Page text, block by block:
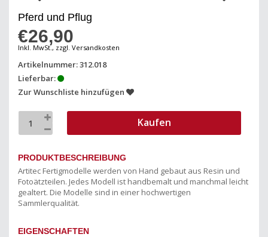
Pferd und Pflug
€26,90
Inkl. MwSt., zzgl. Versandkosten
Artikelnummer: 312.018
Lieferbar:
Zur Wunschliste hinzufügen
Kaufen
PRODUKTBESCHREIBUNG
Artitec Fertigmodelle werden von Hand gebaut aus Resin und
Fotoätzteilen. Jedes Modell ist handbemalt und manchmal leicht
gealtert. Die Modelle sind in einer hochwertigen
Sammlerqualität.
EIGENSCHAFTEN